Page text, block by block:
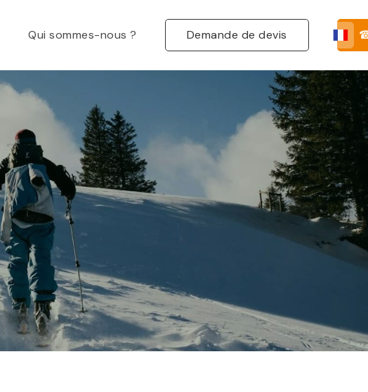
Qui sommes-nous ? Demande de devis